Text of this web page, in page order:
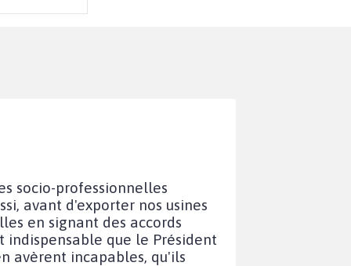
socio-professionnelles
avant d'exporter nos usines
en signant des accords
indispensable que le Président
avèrent incapables, qu'ils